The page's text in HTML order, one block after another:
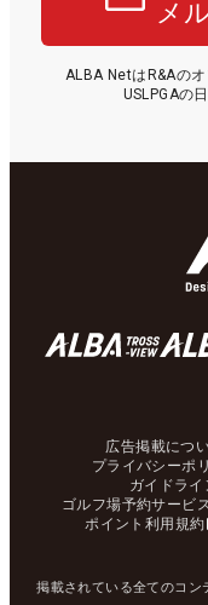
メ
ALBA NetはR&Aの
USLPGAの
広告掲載につ
プライバシーポ
ガイドライ
ゴルフ場予約サービ
ポイント利用規約
掲載されている全てのコン